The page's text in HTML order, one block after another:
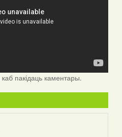
каб пакідаць каментары.